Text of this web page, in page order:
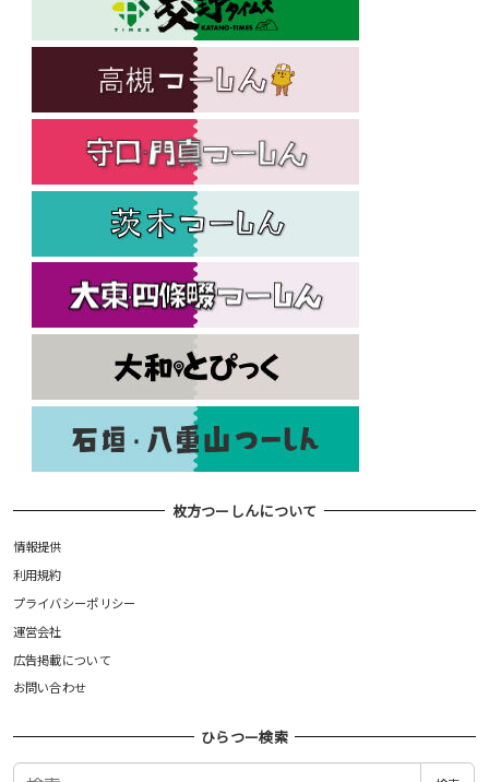
枚方つーしんについて
情報提供
利用規約
プライバシーポリシー
運営会社
広告掲載について
お問い合わせ
ひらつー検索
検